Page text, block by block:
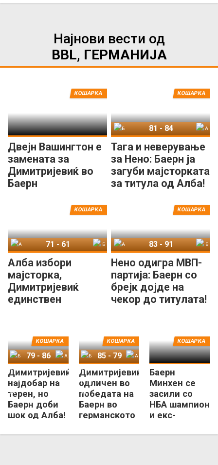
Најнови вести од
BBL, ГЕРМАНИЈА
Двејн Вашингтон e
замената за
Димитријевиќ во
Баерн
КОШАРКА
Тага и неверување
за Нено: Баерн ја
загуби мајсторката
за титула од Алба!
КОШАРКА
81 - 84
Алба избори
мајсторка,
Димитријевиќ
единствен
„двоцифрен“ кај
КОШАРКА
71 - 61
Нено одигра МВП-
партија: Баерн со
брејк дојде на
чекор до титулата!
КОШАРКА
83 - 91
Димитријевиќ
најдобар на
терен, но
Баерн доби
шок од Алба!
КОШАРКА
Баерн Минхен
79-86
Алба Берлин
Димитријевиќ
одличен во
победата на
Баерн во
германското
КОШАРКА
Баерн Минхен
85-79
Алба Берлин
Баерн
Минхен се
засили со
НБА шампион
и екс-
Јокиќ
КОШАРКА